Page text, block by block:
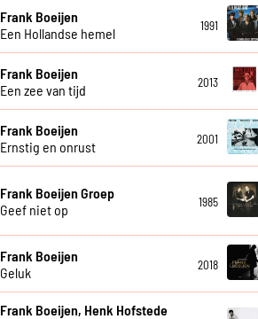
Frank Boeijen
Een Hollandse hemel
1991
Frank Boeijen
Een zee van tijd
2013
Frank Boeijen
Ernstig en onrust
2001
Frank Boeijen Groep
Geef niet op
1985
Frank Boeijen
Geluk
2018
Frank Boeijen, Henk Hofstede